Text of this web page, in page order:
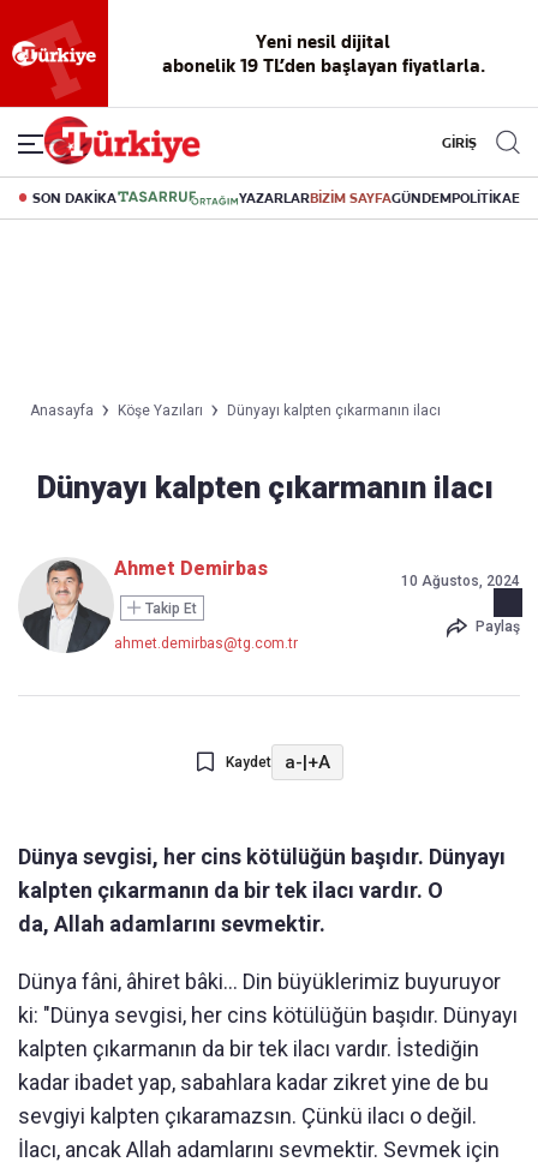
Yeni nesil dijital
abonelik 19 TL’den başlayan fiyatlarla.
GİRİŞ
SON DAKİKA YAZARLARBİZİM SAYFAGÜNDEMPOLİTİKA
Anasayfa Köşe Yazıları Dünyayı kalpten çıkarmanın ilacı
Dünyayı kalpten çıkarmanın ilacı
Ahmet Demirbas
Takip Et
ahmet.demirbas@tg.com.tr
10 Ağustos, 2024
Paylaş
Kaydet a-|+A
Dünya sevgisi, her cins kötülüğün başıdır. Dünyayı
kalpten çıkarmanın da bir tek ilacı vardır. O
da, Allah adamlarını sevmektir.
Dünya fâni, âhiret bâki... Din büyüklerimiz buyuruyor
ki: "Dünya sevgisi, her cins kötülüğün başıdır. Dünyayı
kalpten çıkarmanın da bir tek ilacı vardır. İstediğin
kadar ibadet yap, sabahlara kadar zikret yine de bu
sevgiyi kalpten çıkaramazsın. Çünkü ilacı o değil.
İlacı, ancak Allah adamlarını sevmektir. Sevmek için